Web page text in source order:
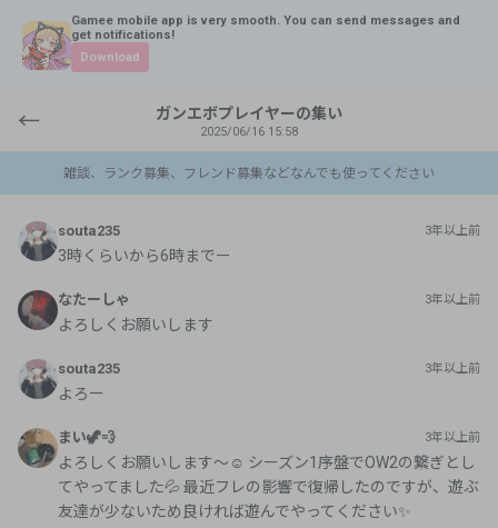
Gamee mobile app is very smooth. You can send messages and
get notifications!
Download
← ガンエボプレイヤーの集い
2025/06/16 15:58
雑談、ランク募集、フレンド募集などなんでも使ってください
souta235 3年以上前
3時くらいから6時までー
なたーしゃ 3年以上前
よろしくお願いします
souta235 3年以上前
よろー
まい🦖💨 3年以上前
よろしくお願いします〜☺️ シーズン1序盤でOW2の繋ぎとし
てやってました💦 最近フレの影響で復帰したのですが、遊ぶ
友達が少ないため良ければ遊んでやってください✨